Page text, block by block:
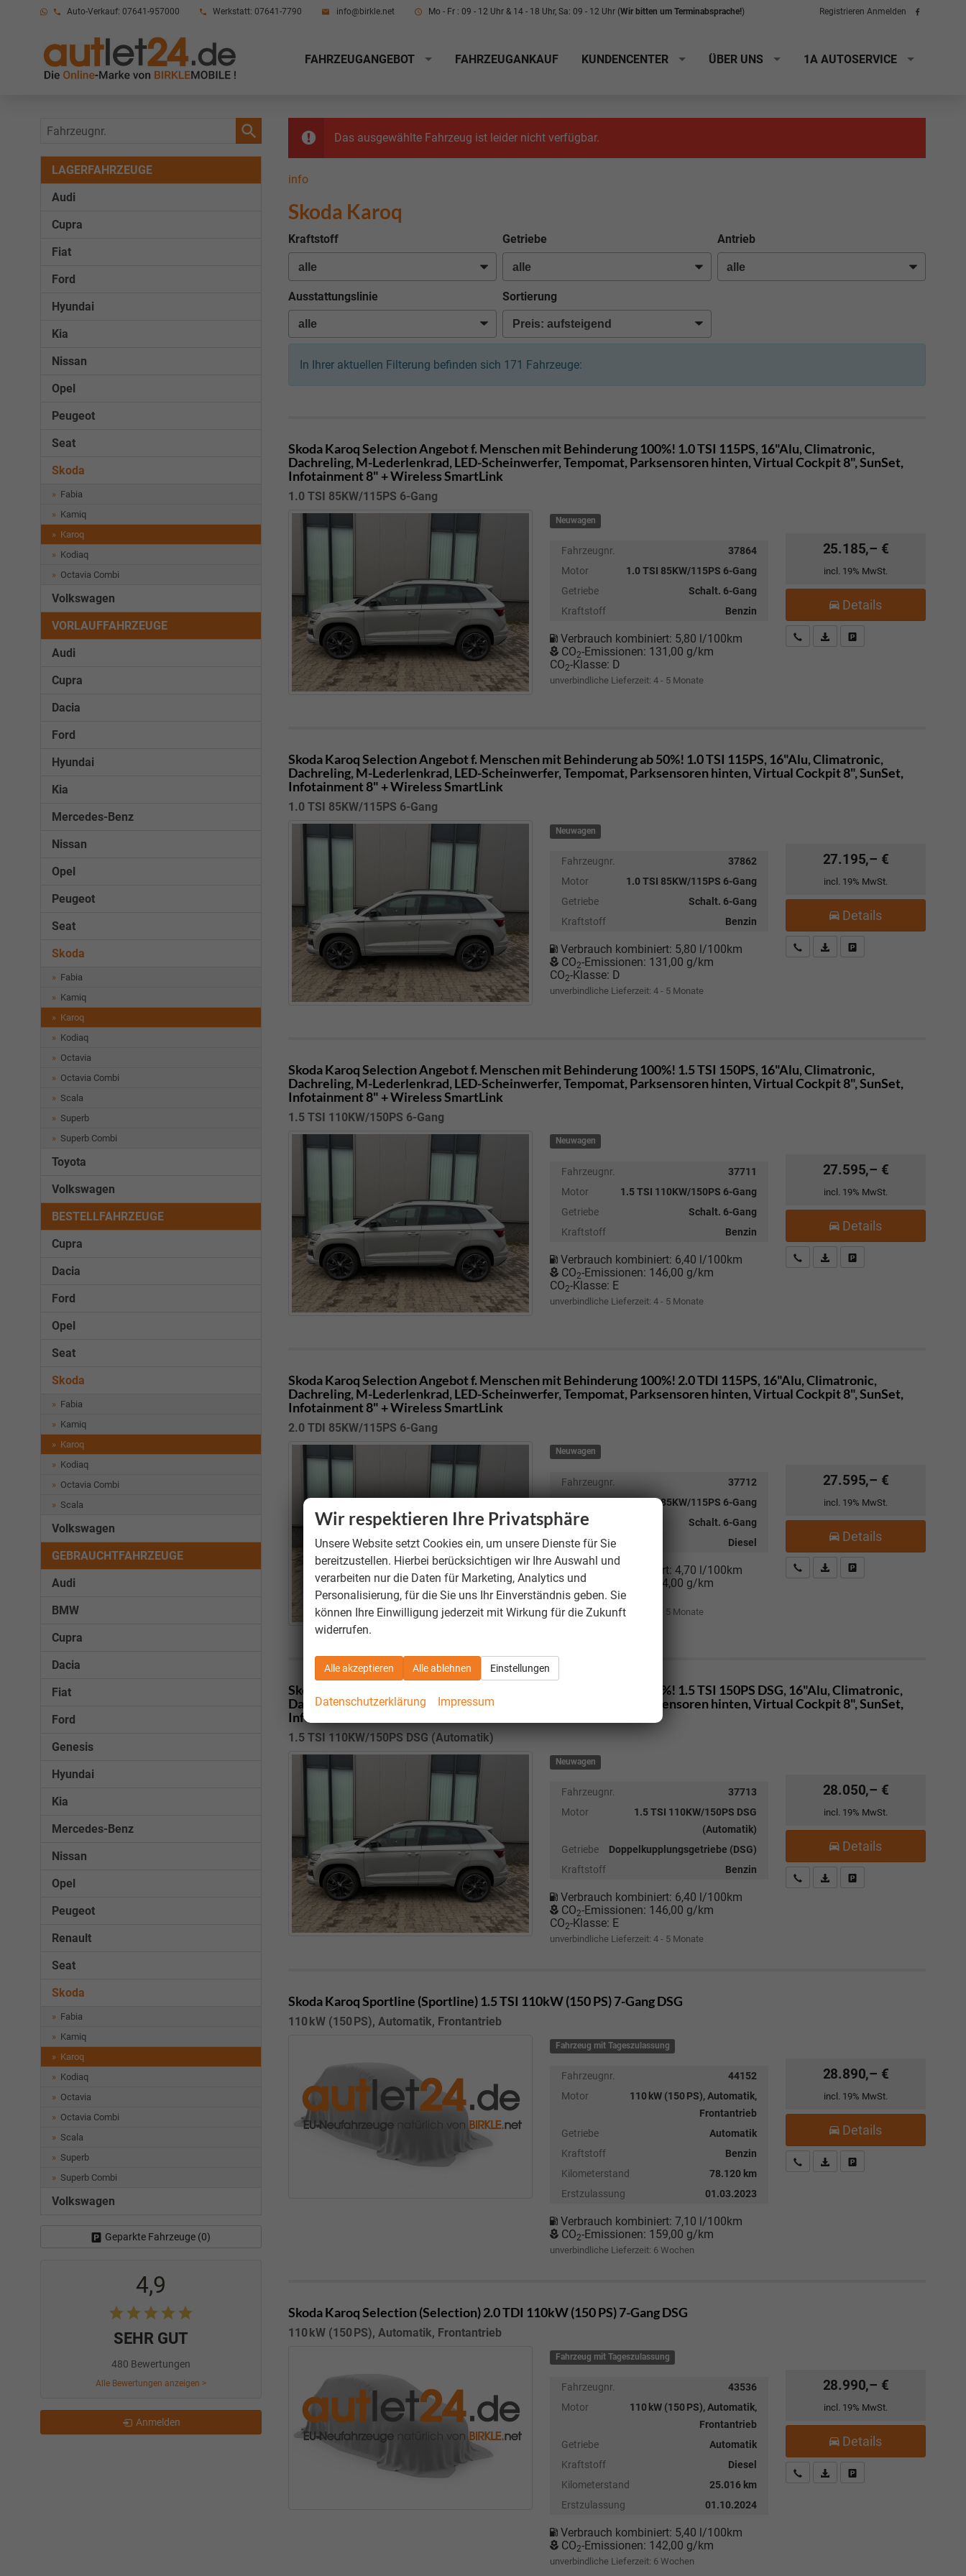
Auto-Verkauf: 07641-957000 Werkstatt: 07641-7790 info@birkle.net Mo - Fr : 09 - 12 Uhr & 14 - 18 Uhr, Sa: 09 - 12 Uhr (Wir bitten um Terminabsprache!) Registrieren Anmelden
Folge
FAHRZEUGANGEBOT FAHRZEUGANKAUF KUNDENCENTER ÜBER UNS 1A AUTOSERVICE
Das ausgewählte Fahrzeug ist leider nicht verfügbar.
info
Skoda Karoq
Kraftstoff Getriebe Antrieb
Ausstattungslinie Sortierung
In Ihrer aktuellen Filterung befinden sich 171 Fahrzeuge:
Skoda KaroqSelection Angebot f. Menschen mit Behinderung 100%! 1.0 TSI 115PS, 16"Alu, Climatronic,
Dachreling, M-Lederlenkrad, LED-Scheinwerfer, Tempomat, Parksensoren hinten, Virtual Cockpit 8", SunSet,
Infotainment 8" + Wireless SmartLink
1.0 TSI 85KW/115PS 6-Gang
Neuwagen
Fahrzeugnr.
37864
Motor
1.0 TSI 85KW/115PS 6-Gang
Getriebe
Schalt. 6-Gang
Kraftstoff
Benzin
Verbrauch kombiniert: 5,80 l/100km
CO2-Emissionen: 131,00 g/km
CO2-Klasse: D
unverbindliche Lieferzeit: 4 - 5 Monate
25.185,– €
incl. 19% MwSt.
Details
Kostenloser Rückruf-Service
PDF-Datei, Fahrzeugexposé
Skoda KaroqSelection Angebot f. Menschen mit Behinderung ab 50%! 1.0 TSI 115PS, 16"Alu, Climatronic,
Dachreling, M-Lederlenkrad, LED-Scheinwerfer, Tempomat, Parksensoren hinten, Virtual Cockpit 8", SunSet,
Infotainment 8" + Wireless SmartLink
1.0 TSI 85KW/115PS 6-Gang
Neuwagen
Fahrzeugnr.
37862
Motor
1.0 TSI 85KW/115PS 6-Gang
Getriebe
Schalt. 6-Gang
Kraftstoff
Benzin
Verbrauch kombiniert: 5,80 l/100km
CO2-Emissionen: 131,00 g/km
CO2-Klasse: D
unverbindliche Lieferzeit: 4 - 5 Monate
27.195,– €
incl. 19% MwSt.
Details
Kostenloser Rückruf-Service
PDF-Datei, Fahrzeugexposé
Skoda KaroqSelection Angebot f. Menschen mit Behinderung 100%! 1.5 TSI 150PS, 16"Alu, Climatronic,
Dachreling, M-Lederlenkrad, LED-Scheinwerfer, Tempomat, Parksensoren hinten, Virtual Cockpit 8", SunSet,
Infotainment 8" + Wireless SmartLink
1.5 TSI 110KW/150PS 6-Gang
Neuwagen
Fahrzeugnr.
37711
Motor
1.5 TSI 110KW/150PS 6-Gang
Getriebe
Schalt. 6-Gang
Kraftstoff
Benzin
Verbrauch kombiniert: 6,40 l/100km
CO2-Emissionen: 146,00 g/km
CO2-Klasse: E
unverbindliche Lieferzeit: 4 - 5 Monate
27.595,– €
incl. 19% MwSt.
Details
Kostenloser Rückruf-Service
PDF-Datei, Fahrzeugexposé
Skoda KaroqSelection Angebot f. Menschen mit Behinderung 100%! 2.0 TDI 115PS, 16"Alu, Climatronic,
Dachreling, M-Lederlenkrad, LED-Scheinwerfer, Tempomat, Parksensoren hinten, Virtual Cockpit 8", SunSet,
Infotainment 8" + Wireless SmartLink
2.0 TDI 85KW/115PS 6-Gang
Neuwagen
Fahrzeugnr.
37712
Motor
2.0 TDI 85KW/115PS 6-Gang
Getriebe
Schalt. 6-Gang
Kraftstoff
Diesel
Verbrauch kombiniert:4,70 l/100km
CO -Emissionen:
124,00 g/km
CO2-Klasse: D
unverbindliche Lieferzeit: 4 - 5 Monate
27.595,– €
incl. 19% MwSt.
Details
Kostenloser Rückruf-Service
PDF-Datei, Fahrzeugexposé
Skoda Karoq
Selection Angebot f. Menschen mit Behinderung 100%! 1.5 TSI 150PS DSG, 16"Alu, Climatronic,
Dachreling, M-Lederlenkrad, LED-Scheinwerfer, Tempomat, Parksensoren hinten, Virtual Cockpit 8", SunSet,
Infotainment 8" + Wireless SmartLink
1.5 TSI 110KW/150PS DSG (Automatik)
Neuwagen
Fahrzeugnr.
37713
Motor
1.5 TSI 110KW/150PS DSG
(Automatik)
Getriebe
Doppelkupplungsgetriebe (DSG)
Kraftstoff
Benzin
Verbrauch kombiniert: 6,40 l/100km
CO2-Emissionen: 146,00 g/km
CO2-Klasse: E
unverbindliche Lieferzeit: 4 - 5 Monate
28.050,– €
incl. 19% MwSt.
Details
Kostenloser Rückruf-Service
PDF-Datei, Fahrzeugexposé
Skoda KaroqSportline (Sportline) 1.5 TSI 110kW (150 PS) 7-Gang DSG
110 kW (150 PS), Automatik, Frontantrieb
Fahrzeug mit Tageszulassung
Fahrzeugnr.
44152
Motor
110 kW (150 PS), Automatik,
Frontantrieb
Getriebe
Automatik
Kraftstoff
Benzin
Kilometerstand
78.120 km
Erstzulassung
01.03.2023
Verbrauch kombiniert:7,10 l/100km
CO2-Emissionen: 159,00 g/km
unverbindliche Lieferzeit: 6 Wochen
28.890,– €
incl. 19% MwSt.
Details
Kostenloser Rückruf-Service
PDF-Datei, Fahrzeugexposé
Skoda KaroqSelection (Selection) 2.0 TDI 110kW (150 PS) 7-Gang DSG
110 kW (150 PS), Automatik, Frontantrieb
Fahrzeug mit Tageszulassung
Fahrzeugnr.
43536
Motor
110 kW (150 PS), Automatik,
Frontantrieb
Getriebe
Automatik
Kraftstoff
Diesel
Kilometerstand
25.016 km
Erstzulassung
01.10.2024
Verbrauch kombiniert: 5,40 l/100km
CO2-Emissionen: 142,00 g/km
unverbindliche Lieferzeit: 6 Wochen
28.990,– €
incl. 19% MwSt.
Details
Kostenloser Rückruf-Service
PDF-Datei, Fahrzeugexposé
Fahrzeugnr.
LAGERFAHRZEUGE
Audi
Cupra
Fiat
Ford
Hyundai
Kia
Nissan
Opel
Peugeot
Seat
Skoda
Fabia
Kamiq
Karoq
Kodiaq
Octavia Combi
Volkswagen
VORLAUFFAHRZEUGE
Audi
Cupra
Dacia
Ford
Hyundai
Kia
Mercedes-Benz
Nissan
Opel
Peugeot
Seat
Skoda
Fabia
Kamiq
Karoq
Kodiaq
Octavia
Octavia Combi
Scala
Superb
Superb Combi
Toyota
Volkswagen
BESTELLFAHRZEUGE
Cupra
Dacia
Ford
Opel
Seat
Skoda
Fabia
Kamiq
Karoq
Kodiaq
Octavia Combi
Scala
Volkswagen
GEBRAUCHTFAHRZEUGE
Audi
BMW
Cupra
Dacia
Fiat
Ford
Genesis
Hyundai
Kia
Mercedes-Benz
Nissan
Opel
Peugeot
Renault
Seat
Skoda
Fabia
Kamiq
Karoq
Kodiaq
Octavia
Octavia Combi
Scala
Superb
Superb Combi
Volkswagen
Geparkte Fahrzeuge (0)
4,9
SEHR GUT
480 Bewertungen
Alle Bewertungen anzeigen >
Anmelden
Wir respektieren Ihre Privatsphäre
Unsere Website setzt Cookies ein, um unsere Dienste für Sie
bereitzustellen. Hierbei berücksichtigen wir Ihre Auswahl und
verarbeiten nur die Daten für Marketing, Analytics und
Personalisierung, für die Sie uns Ihr Einverständnis geben. Sie
können Ihre Einwilligung jederzeit mit Wirkung für die Zukunft
widerrufen.
Alle akzeptieren Alle ablehnen Einstellungen
Datenschutzerklärung Impressum